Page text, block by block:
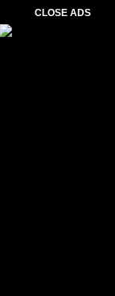
CLOSE ADS